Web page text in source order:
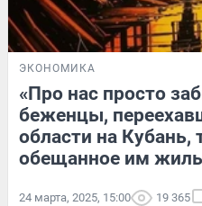
ЭКОНОМИКА
«Про нас просто
беженцы,
области на Кубань,
обещанное им
24 марта, 2025, 15:00 19 365